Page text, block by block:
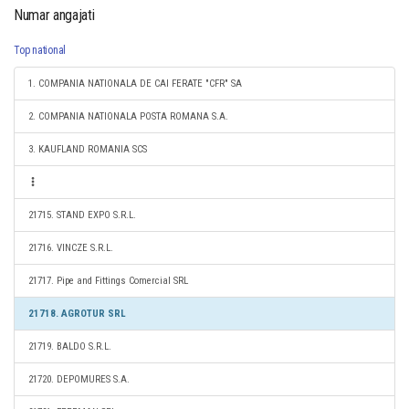
Numar angajati
Top national
1. COMPANIA NATIONALA DE CAI FERATE "CFR" SA
2. COMPANIA NATIONALA POSTA ROMANA S.A.
3. KAUFLAND ROMANIA SCS
21715. STAND EXPO S.R.L.
21716. VINCZE S.R.L.
21717. Pipe and Fittings Comercial SRL
21718. AGROTUR SRL
21719. BALDO S.R.L.
21720. DEPOMURES S.A.